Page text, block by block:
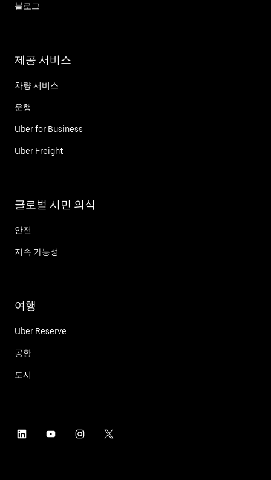
블로그
제공 서비스
차량 서비스
운행
Uber for Business
Uber Freight
글로벌 시민 의식
안전
지속 가능성
여행
Uber Reserve
공항
도시